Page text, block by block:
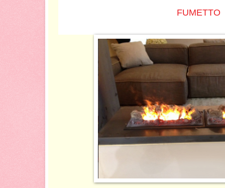
FUMETTO